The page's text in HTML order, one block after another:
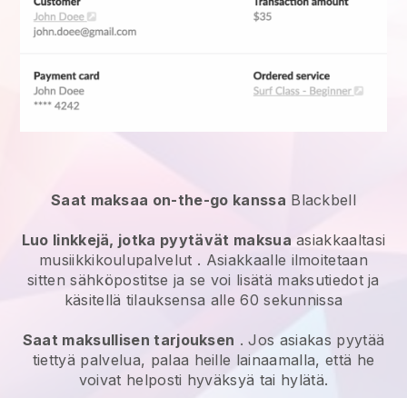
Saat maksaa on-the-go kanssa Blackbell
Luo linkkejä, jotka pyytävät maksua asiakkaaltasi
musiikkikoulupalvelut . Asiakkaalle ilmoitetaan
sitten sähköpostitse ja se voi lisätä maksutiedot ja
käsitellä tilauksensa alle 60 sekunnissa
Saat maksullisen tarjouksen . Jos asiakas pyytää
tiettyä palvelua, palaa heille lainaamalla, että he
voivat helposti hyväksyä tai hylätä.